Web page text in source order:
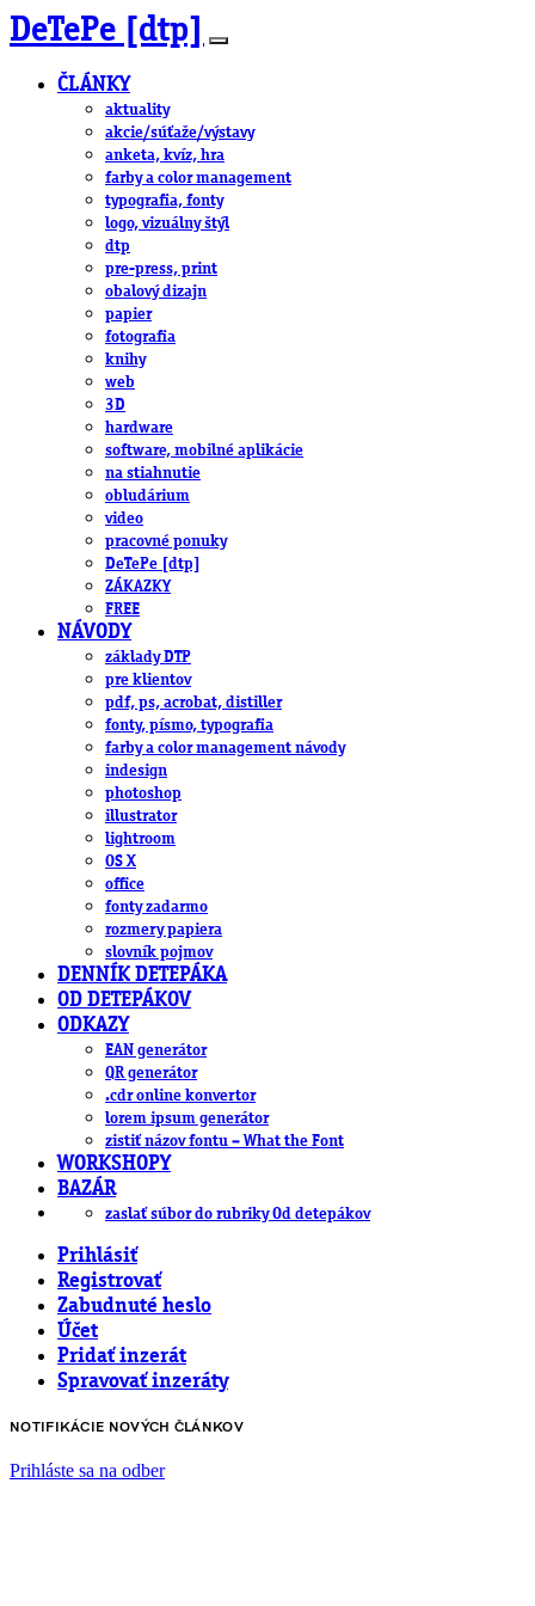
DeTePe [dtp]
ČLÁNKY
aktuality
akcie/súťaže/výstavy
anketa, kvíz, hra
farby a color management
typografia, fonty
logo, vizuálny štýl
dtp
pre-press, print
obalový dizajn
papier
fotografia
knihy
web
3D
hardware
software, mobilné aplikácie
na stiahnutie
obludárium
video
pracovné ponuky
DeTePe [dtp]
ZÁKAZKY
FREE
NÁVODY
základy DTP
pre klientov
pdf, ps, acrobat, distiller
fonty, písmo, typografia
farby a color management návody
indesign
photoshop
illustrator
lightroom
OS X
office
fonty zadarmo
rozmery papiera
slovník pojmov
DENNÍK DETEPÁKA
OD DETEPÁKOV
ODKAZY
EAN generátor
QR generátor
.cdr online konvertor
lorem ipsum generátor
zistiť názov fontu – What the Font
WORKSHOPY
BAZÁR
zaslať súbor do rubriky Od detepákov
Prihlásiť
Registrovať
Zabudnuté heslo
Účet
Pridať inzerát
Spravovať inzeráty
NOTIFIKÁCIE NOVÝCH ČLÁNKOV
Prihláste sa na odber